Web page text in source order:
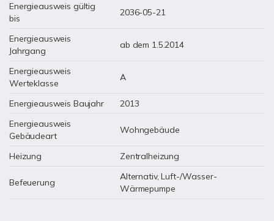
Energieausweis gültig
bis
2036-05-21
Energieausweis
Jahrgang
ab dem 1.5.2014
Energieausweis
Werteklasse
A
Energieausweis Baujahr
2013
Energieausweis
Gebäudeart
Wohngebäude
Heizung Zentralheizung
Befeuerung
Alternativ, Luft-/Wasser-
Wärmepumpe